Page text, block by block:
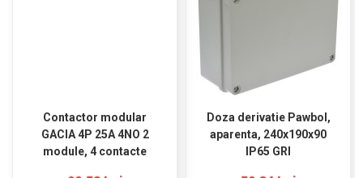
Contactor modular
GACIA 4P 25A 4NO 2
module, 4 contacte
Doza derivatie Pawbol,
aparenta, 240x190x90
IP65 GRI